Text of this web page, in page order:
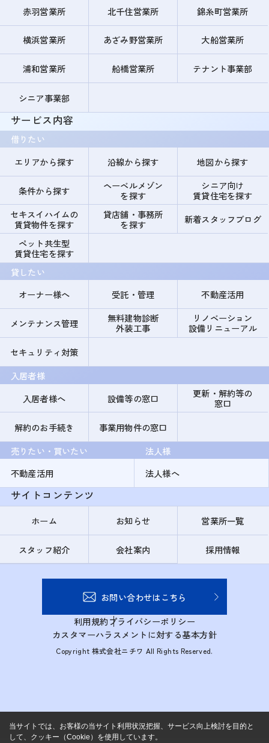
赤羽営業所 北千住営業所 錦糸町営業所
横浜営業所 あざみ野営業所 大船営業所
浦和営業所 船橋営業所 テナント事業部
シニア事業部
サービス内容
借りたい
エリアから探す
沿線から探す 地図から探す
条件から探す
ヘーベルメゾン
を探す
シニア向け
賃貸住宅を探す
セキスイハイムの
賃貸物件を探す
貸店舗・事務所
を探す
新着スタッフブログ
ペット共生型
賃貸住宅を探す
貸したい
オーナー様へ
受託・管理 不動産活用
メンテナンス管理
無料建物診断
外装工事
リノベーション
設備リニューアル
セキュリティ対策
入居者様
入居者様へ
設備等の窓口
更新・解約等の
窓口
解約のお手続き
事業用物件の窓口
売りたい・買いたい
不動産活用
法人様
法人様へ
サイトコンテンツ
ホーム お知らせ 営業所一覧
スタッフ紹介 会社案内 採用情報
お問い合わせはこちら
利用規約プライバシーポリシー
カスタマーハラスメントに対する基本方針
Copyright 株式会社ニチワ All Rights Reserved.
当サイトでは、お客様の当サイト利用状況把握、サービス向上検討を目的と
して、クッキー（Cookie）を使用しています。